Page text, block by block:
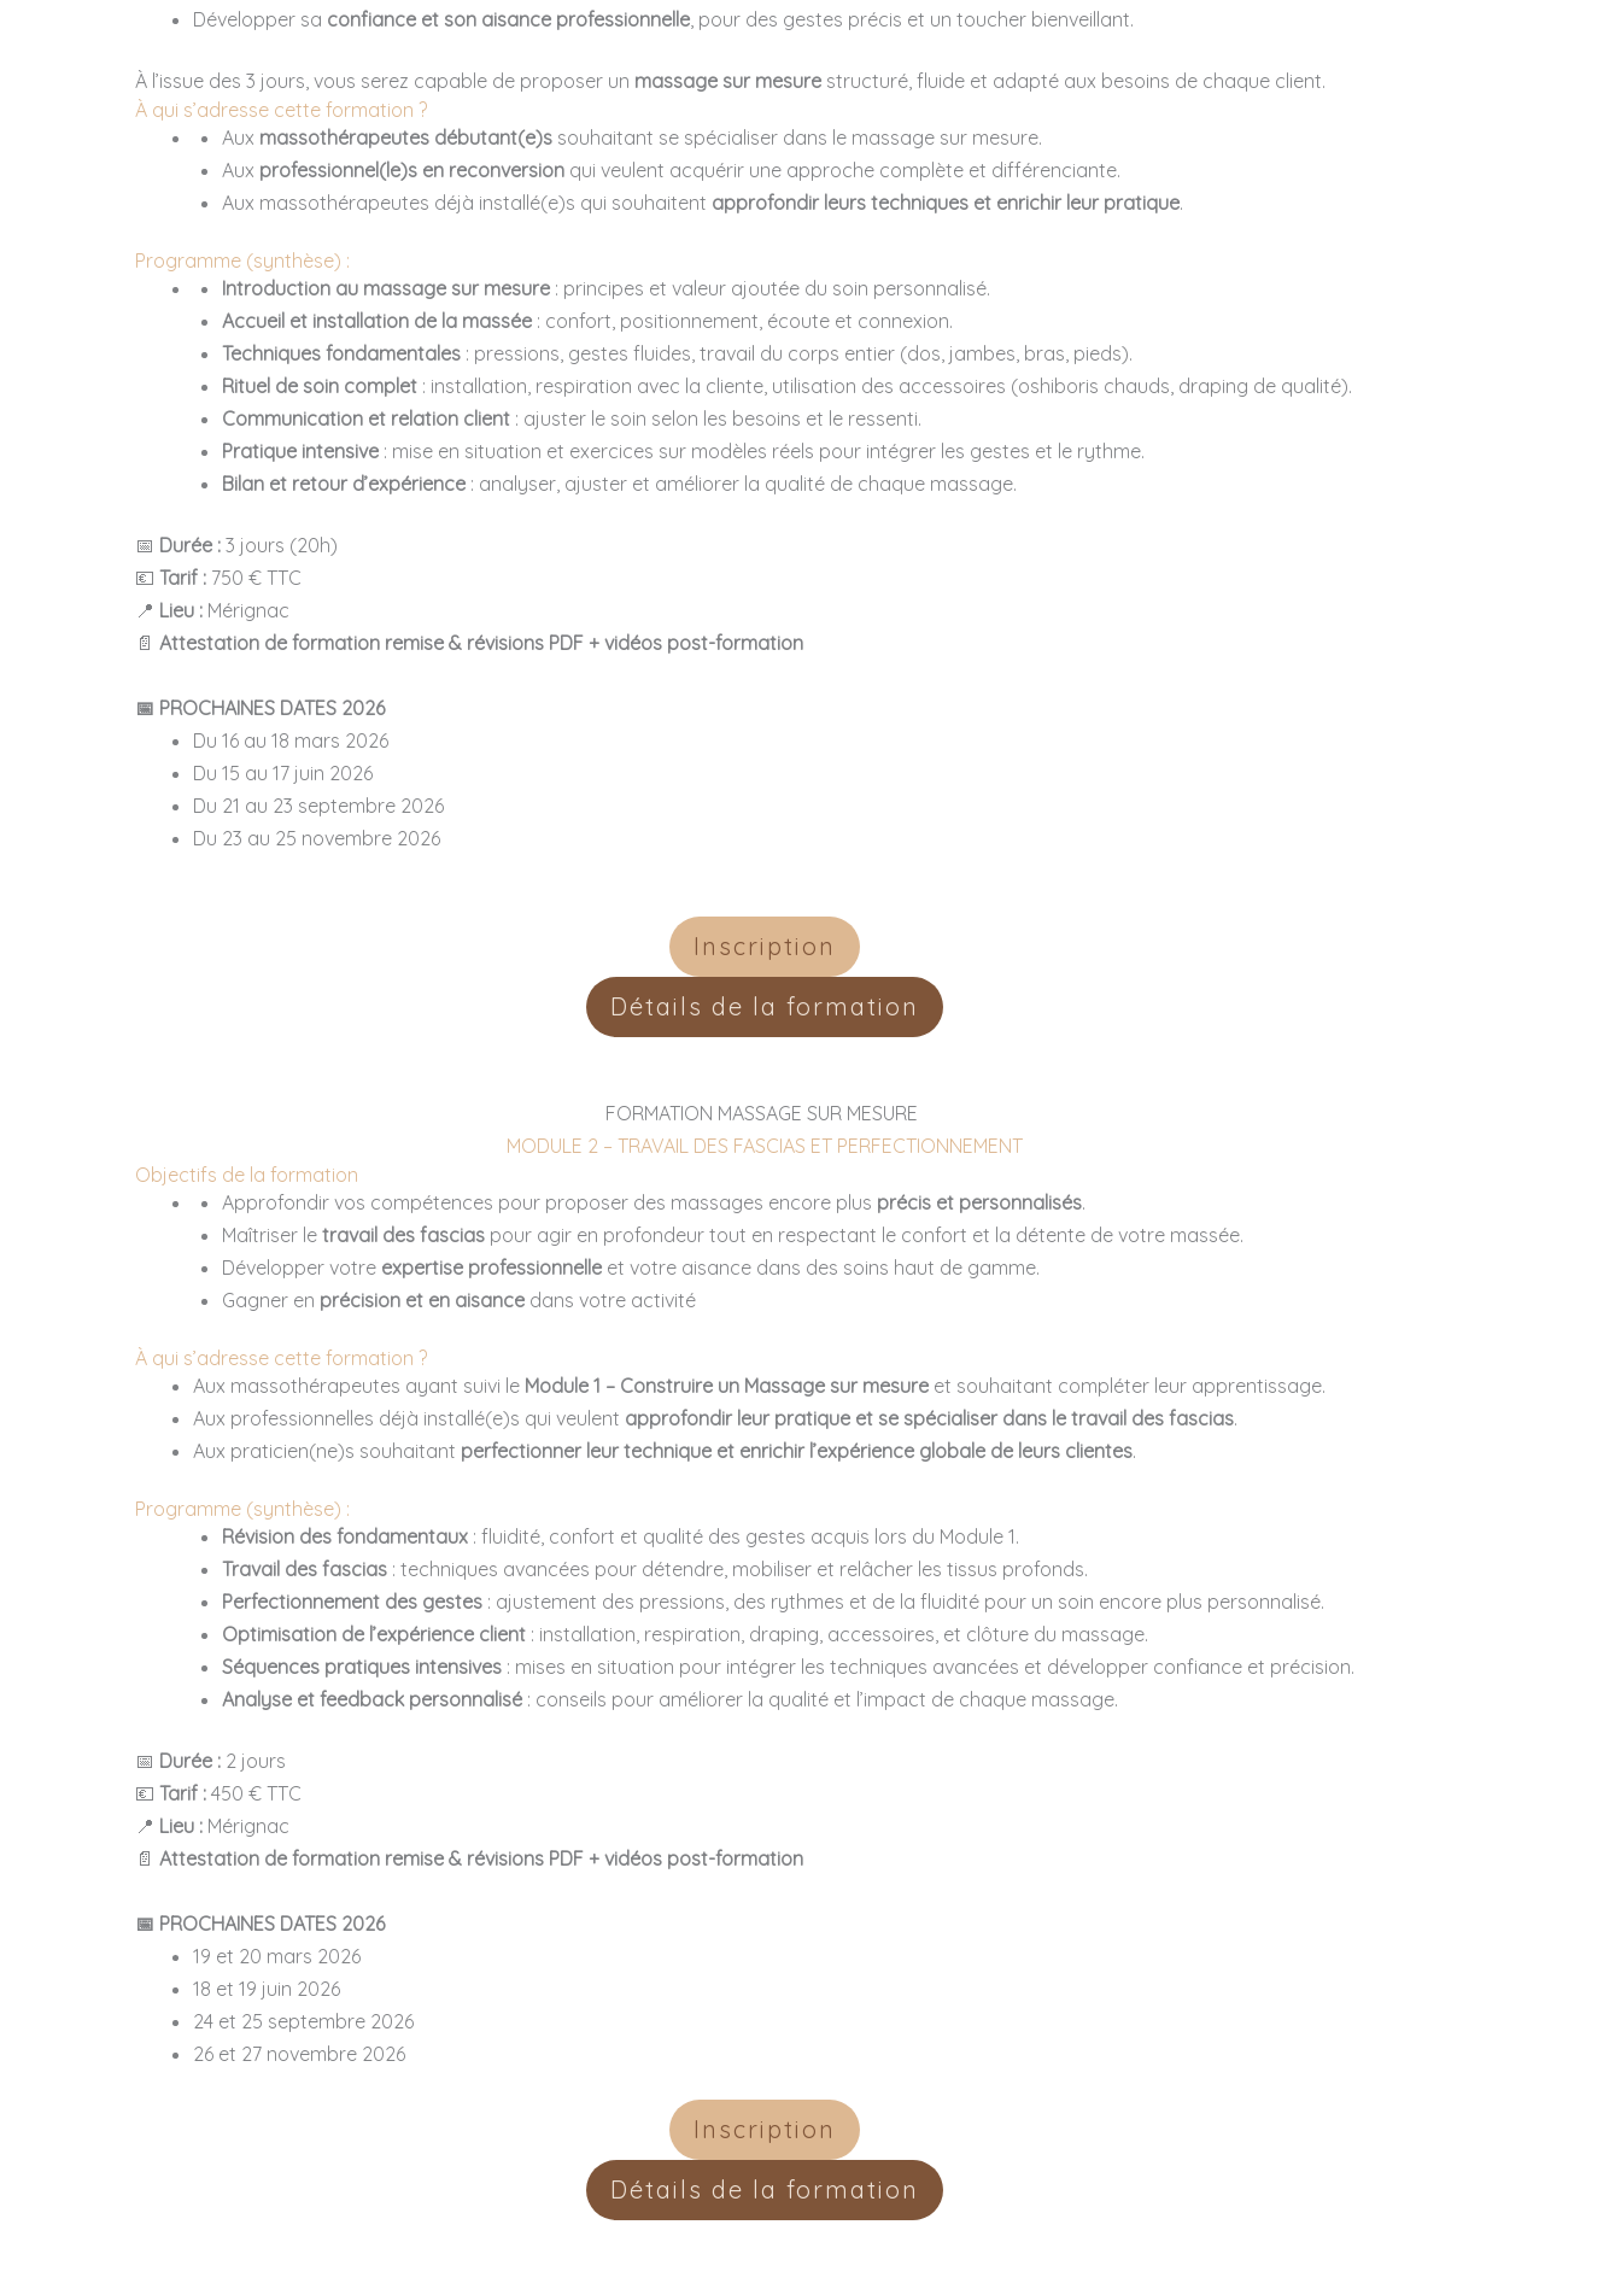
Développer sa confiance et son aisance professionnelle, pour des gestes précis et un toucher bienveillant.
À l’issue des 3 jours, vous serez capable de proposer un massage sur mesure structuré, fluide et adapté aux besoins de chaque client.
À qui s’adresse cette formation ?
Aux massothérapeutes débutant(e)s souhaitant se spécialiser dans le massage sur mesure.
Aux professionnel(le)s en reconversion qui veulent acquérir une approche complète et différenciante.
Aux massothérapeutes déjà installé(e)s qui souhaitent approfondir leurs techniques et enrichir leur pratique.
Programme (synthèse) :
Introduction au massage sur mesure : principes et valeur ajoutée du soin personnalisé.
Accueil et installation de la massée : confort, positionnement, écoute et connexion.
Techniques fondamentales : pressions, gestes fluides, travail du corps entier (dos, jambes, bras, pieds).
Rituel de soin complet : installation, respiration avec la cliente, utilisation des accessoires (oshiboris chauds, draping de qualité).
Communication et relation client : ajuster le soin selon les besoins et le ressenti.
Pratique intensive : mise en situation et exercices sur modèles réels pour intégrer les gestes et le rythme.
Bilan et retour d’expérience : analyser, ajuster et améliorer la qualité de chaque massage.
📅 Durée : 3 jours (20h)
💶 Tarif : 750 € TTC
📍 Lieu : Mérignac
📄 Attestation de formation remise & révisions PDF + vidéos post-formation
📅 PROCHAINES DATES 2026
Du 16 au 18 mars 2026
Du 15 au 17 juin 2026
Du 21 au 23 septembre 2026
Du 23 au 25 novembre 2026
Inscription
Détails de la formation
FORMATION MASSAGE SUR MESURE
MODULE 2 – TRAVAIL DES FASCIAS ET PERFECTIONNEMENT
Objectifs de la formation
Approfondir vos compétences pour proposer des massages encore plus précis et personnalisés.
Maîtriser le travail des fascias pour agir en profondeur tout en respectant le confort et la détente de votre massée.
Développer votre expertise professionnelle et votre aisance dans des soins haut de gamme.
Gagner en précision et en aisance dans votre activité
À qui s’adresse cette formation ?
Aux massothérapeutes ayant suivi le Module 1 – Construire un Massage sur mesure et souhaitant compléter leur apprentissage.
Aux professionnelles déjà installé(e)s qui veulent approfondir leur pratique et se spécialiser dans le travail des fascias.
Aux praticien(ne)s souhaitant perfectionner leur technique et enrichir l’expérience globale de leurs clientes.
Programme (synthèse) :
Révision des fondamentaux : fluidité, confort et qualité des gestes acquis lors du Module 1.
Travail des fascias : techniques avancées pour détendre, mobiliser et relâcher les tissus profonds.
Perfectionnement des gestes : ajustement des pressions, des rythmes et de la fluidité pour un soin encore plus personnalisé.
Optimisation de l’expérience client : installation, respiration, draping, accessoires, et clôture du massage.
Séquences pratiques intensives : mises en situation pour intégrer les techniques avancées et développer confiance et précision.
Analyse et feedback personnalisé : conseils pour améliorer la qualité et l’impact de chaque massage.
📅 Durée : 2 jours
💶 Tarif : 450 € TTC
📍 Lieu : Mérignac
📄 Attestation de formation remise & révisions PDF + vidéos post-formation
📅 PROCHAINES DATES 2026
19 et 20 mars 2026
18 et 19 juin 2026
24 et 25 septembre 2026
26 et 27 novembre 2026
Inscription
Détails de la formation